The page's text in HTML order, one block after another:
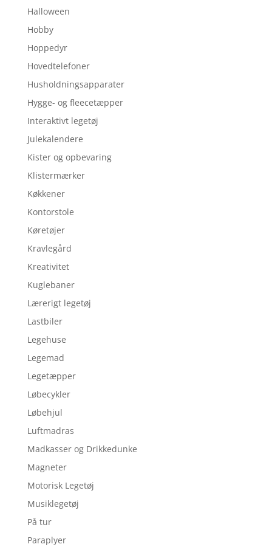
Halloween
Hobby
Hoppedyr
Hovedtelefoner
Husholdningsapparater
Hygge- og fleecetæpper
Interaktivt legetøj
Julekalendere
Kister og opbevaring
Klistermærker
Køkkener
Kontorstole
Køretøjer
Kravlegård
Kreativitet
Kuglebaner
Lærerigt legetøj
Lastbiler
Legehuse
Legemad
Legetæpper
Løbecykler
Løbehjul
Luftmadras
Madkasser og Drikkedunke
Magneter
Motorisk Legetøj
Musiklegetøj
På tur
Paraplyer